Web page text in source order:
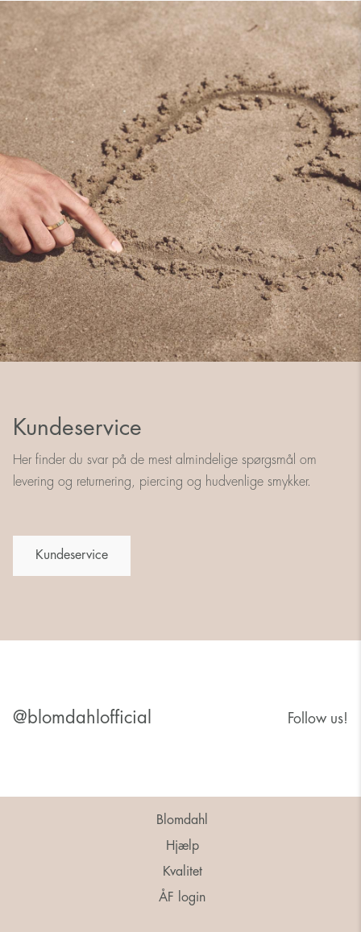
Kundeservice
Her finder du svar på de mest almindelige spørgsmål om
levering og returnering, piercing og hudvenlige smykker.
Kundeservice
@blomdahlofficial Follow us!
Blomdahl
Hjælp
Kvalitet
ÅF login